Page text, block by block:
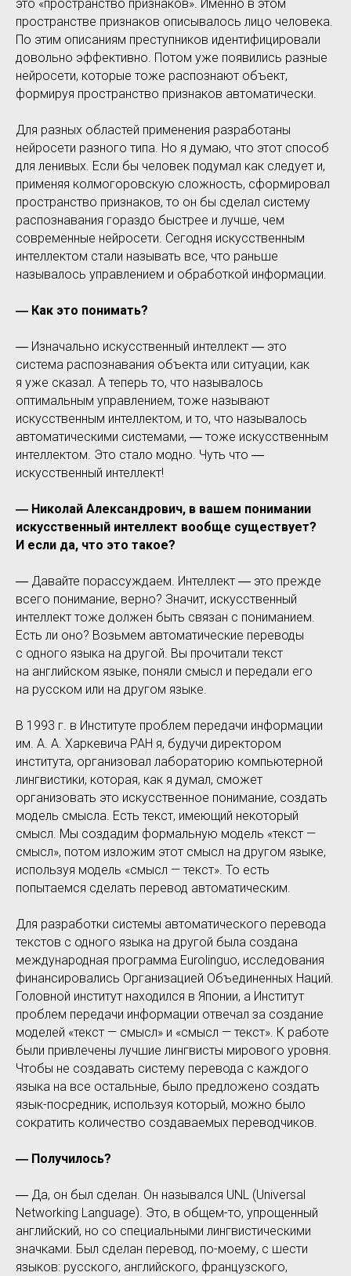
это «пространство признаков». Именно в этом
пространстве признаков описывалось лицо человека.
По этим описаниям преступников идентифицировали
довольно эффективно. Потом уже появились разные
нейросети, которые тоже распознают объект,
формируя пространство признаков автоматически.
Для разных областей применения разработаны
нейросети разного типа. Но я думаю, что этот способ
для ленивых. Если бы человек подумал как следует и,
применяя колмогоровскую сложность, сформировал
пространство признаков, то он бы сделал систему
распознавания гораздо быстрее и лучше, чем
современные нейросети. Сегодня искусственным
интеллектом стали называть все, что раньше
называлось управлением и обработкой информации.
― Как это понимать?
― Изначально искусственный интеллект ― это
система распознавания объекта или ситуации, как
я уже сказал. А теперь то, что называлось
оптимальным управлением, тоже называют
искусственным интеллектом, и то, что называлось
автоматическими системами, ― тоже искусственным
интеллектом. Это стало модно. Чуть что ―
искусственный интеллект!
― Николай Александрович, в вашем понимании
искусственный интеллект вообще существует?
И если да, что это такое?
― Давайте порассуждаем. Интеллект ― это прежде
всего понимание, верно? Значит, искусственный
интеллект тоже должен быть связан с пониманием.
Есть ли оно? Возьмем автоматические переводы
с одного языка на другой. Вы прочитали текст
на английском языке, поняли смысл и передали его
на русском или на другом языке.
В 1993 г. в Институте проблем передачи информации
им. А. А. Харкевича РАН я, будучи директором
института, организовал лабораторию компьютерной
лингвистики, которая, как я думал, сможет
организовать это искусственное понимание, создать
модель смысла. Есть текст, имеющий некоторый
смысл. Мы создадим формальную модель «текст —
смысл», потом изложим этот смысл на другом языке,
используя модель «смысл — текст». То есть
попытаемся сделать перевод автоматическим.
Для разработки системы автоматического перевода
текстов с одного языка на другой была создана
международная программа Eurolinguo, исследования
финансировались Организацией Объединенных Наций.
Головной институт находился в Японии, а Институт
проблем передачи информации отвечал за создание
моделей «текст — смысл» и «смысл — текст». К работе
были привлечены лучшие лингвисты мирового уровня.
Чтобы не создавать систему перевода с каждого
языка на все остальные, было предложено создать
язык-посредник, используя который, можно было
сократить количество создаваемых переводчиков.
― Получилось?
― Да, он был сделан. Он назывался UNL (Universal
Networking Language). Это, в общем-то, упрощенный
английский, но со специальными лингвистическими
значками. Был сделан перевод, по-моему, с шести
языков: русского, английского, французского,